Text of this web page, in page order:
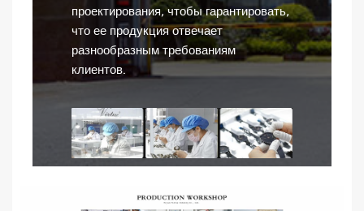
проектирования, чтобы гарантировать,
что ее продукция отвечает
разнообразным требованиям
клиентов.